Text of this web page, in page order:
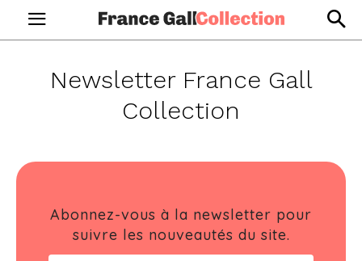
Newsletter France Gall
Collection
Abonnez-vous à la newsletter pour
suivre les nouveautés du site.